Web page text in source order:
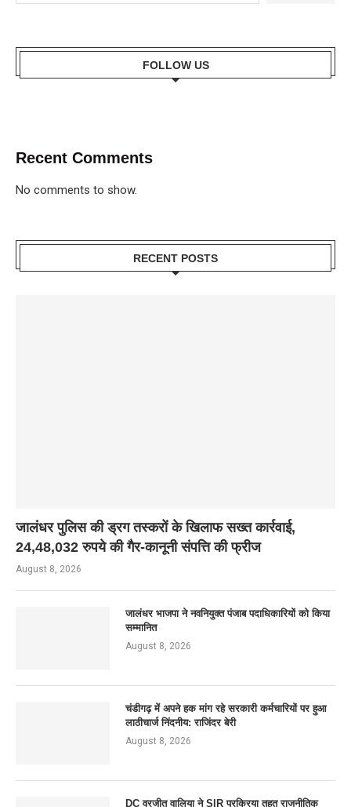
FOLLOW US
Recent Comments
No comments to show.
RECENT POSTS
जालंधर पुलिस की ड्रग तस्करों के खिलाफ सख्त कार्रवाई,
24,48,032 रुपये की गैर-कानूनी संपत्ति की फ्रीज
August 8, 2026
जालंधर भाजपा ने नवनियुक्त पंजाब पदाधिकारियों को किया
सम्मानित
August 8, 2026
चंडीगढ़ में अपने हक मांग रहे सरकारी कर्मचारियों पर हुआ
लाठीचार्ज निंदनीय: राजिंदर बेरी
August 8, 2026
DC वरजीत वालिया ने SIR प्रक्रिया तहत राजनीतिक